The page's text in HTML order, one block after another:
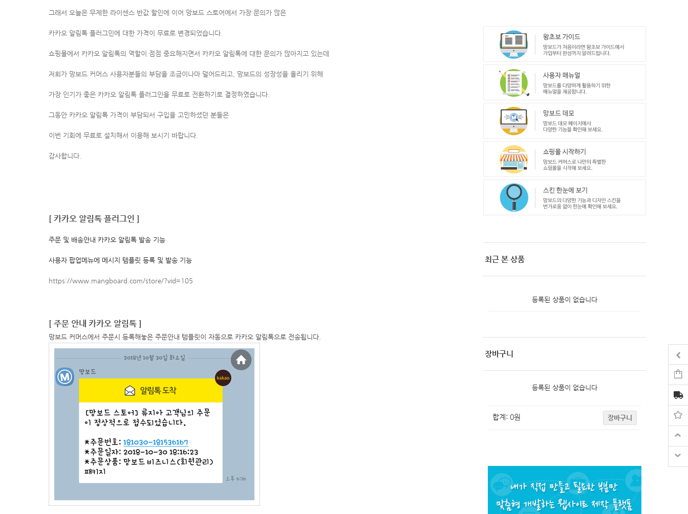
그래서 오늘은 무제한 라이센스 반값 할인에 이어 망보드 스토어에서 가장 문의가 많은
카카오 알림톡 플러그인에 대한 가격이 무료로 변경되었습니다.
쇼핑몰에서 카카오 알림톡의 역할이 점점 중요해지면서 카카오 알림톡에 대한 문의가 많아지고 있는데
저희가 망보드 커머스 사용자분들의 부담을 조금이나마 덜어드리고, 망보드의 성장성을 올리기 위해
가장 인기가 좋은 카카오 알림톡 플러그인을 무료로 전환하기로 결정하였습니다.
그동안 카카오 알림톡 가격이 부담되서 구입을 고민하셨던 분들은
이번 기회에 무료로 설치해서 이용해 보시기 바랍니다.
감사합니다.
[ 카카오 알림톡 플러그인 ]
주문 및 배송안내 카카오 알림톡 발송 기능
사용자 팝업메뉴에 메시지 템플릿 등록 및 발송 기능
https://www.mangboard.com/store/?vid=105
[ 주문 안내 카카오 알림톡 ]
망보드 커머스에서 주문시 등록해놓은 주문안내 템플릿이 자동으로 카카오 알림톡으로 전송됩니다.
최근 본 상품
등록된 상품이 없습니다
장바구니
등록된 상품이 없습니다
합계: 0원 장바구니